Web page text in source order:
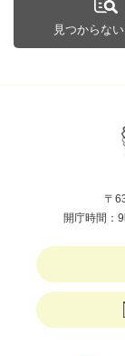
見つからな
〒
開庁時間：